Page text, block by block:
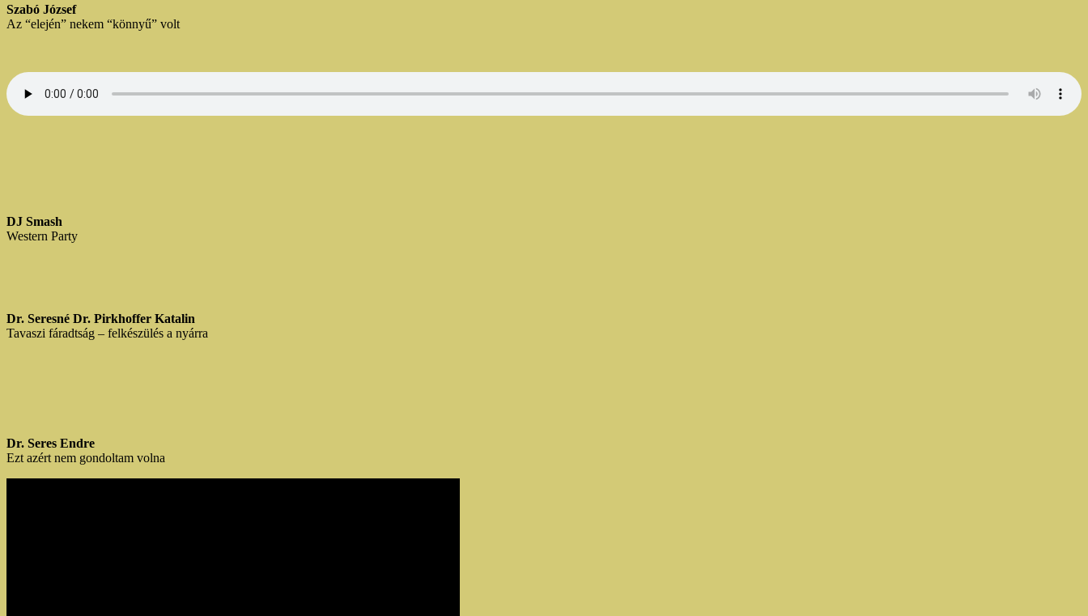
Szabó József
Az “elején” nekem “könnyű” volt
DJ Smash
Western Party
Dr. Seresné Dr. Pirkhoffer Katalin
Tavaszi fáradtság – felkészülés a nyárra
Dr. Seres Endre
Ezt azért nem gondoltam volna